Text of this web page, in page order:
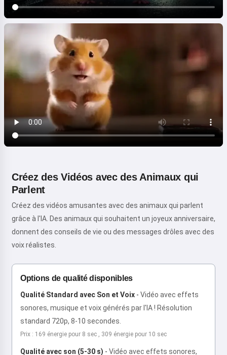
Créez des Vidéos avec des Animaux qui
Parlent
Créez des vidéos amusantes avec des animaux qui parlent
grâce à l'IA. Des animaux qui souhaitent un joyeux anniversaire,
donnent des conseils de vie ou des messages drôles avec des
voix réalistes.
Options de qualité disponibles
Qualité Standard avec Son et Voix - Vidéo avec effets
sonores, musique et voix générés par l'IA ! Résolution
standard 720p, 8-10 secondes.
Prix : 169 énergie pour 8 sec , 309 énergie pour 10 sec
Qualité avec son (5-30 s) - Vidéo avec effets sonores,